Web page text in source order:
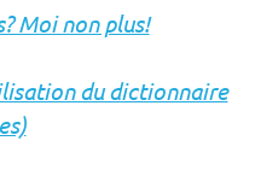
Moi non plus!
du dictionnaire